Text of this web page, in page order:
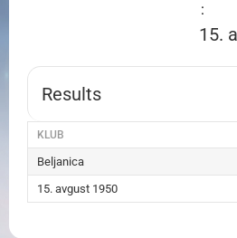
:
15.
Results
KLUB
Beljanica
15. avgust 1950